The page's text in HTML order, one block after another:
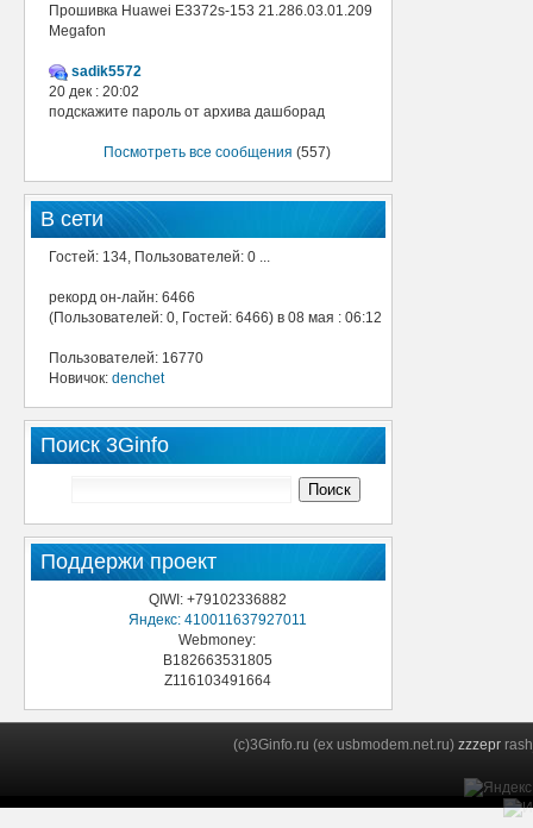
Прошивка Huawei E3372s-153 21.286.03.01.209
Megafon
sadik5572
20 дек : 20:02
подскажите пароль от архива дашборад
Посмотреть все сообщения (557)
В сети
Гостей: 134, Пользователей: 0 ...
рекорд он-лайн: 6466
(Пользователей: 0, Гостей: 6466) в 08 мая : 06:12
Пользователей: 16770
Новичок: denchet
Поиск 3Ginfo
Поддержи проект
QIWI: +79102336882
Яндекс: 410011637927011
Webmoney:
B182663531805
Z116103491664
(c)3Ginfo.ru (ex usbmodem.net.ru) zzzepr